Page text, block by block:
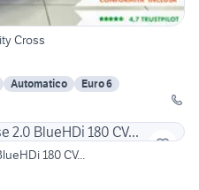
Cross
Automatico
Euro 6
180 CV...